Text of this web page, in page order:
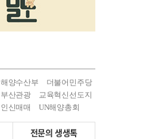
해양수산부
더불어민주당
부산관광
교육혁신선도지
인신매매 UN해양총회
전문의 생생톡